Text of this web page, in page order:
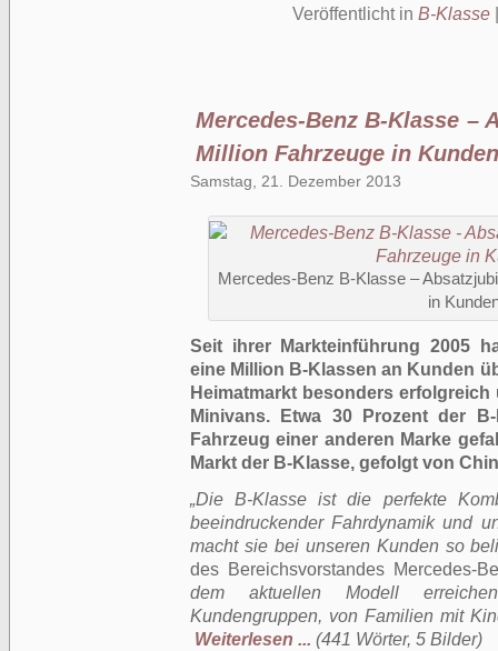
Veröffentlicht in B-Klasse
Mercedes-Benz B-Klasse –
Million Fahrzeuge in
Samstag, 21. Dezember 2013
Mercedes-Benz B-Klasse –
in
Seit ihrer Markteinführung 2005
eine Million B-Klassen an Kunden
Heimatmarkt besonders
Minivans. Etwa 30 Prozent der
Fahrzeug einer anderen Marke
Markt der B-Klasse, gefolgt von
„Die B-Klasse ist die perfekte
beeindruckender Fahrdynamik und
macht sie bei unseren Kunden so
des Bereichsvorstandes Mercedes-
dem aktuellen Modell
Kundengruppen, von Familien mit
Weiterlesen ... (441 Wörter, 5 Bilder)